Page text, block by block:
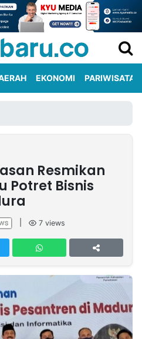
EKONOMI PARIWISATA
Resmikan
Potret Bisnis
7 views